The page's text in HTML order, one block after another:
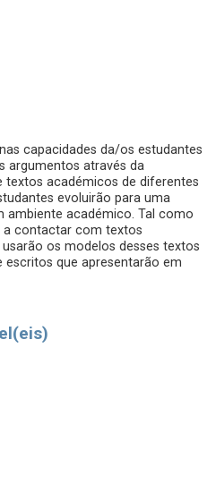
capacidades da/os estudantes
argumentos através da
académicos de diferentes
evoluirão para uma
ambiente académico. Tal como
a contactar com textos
os modelos desses textos
que apresentarão em